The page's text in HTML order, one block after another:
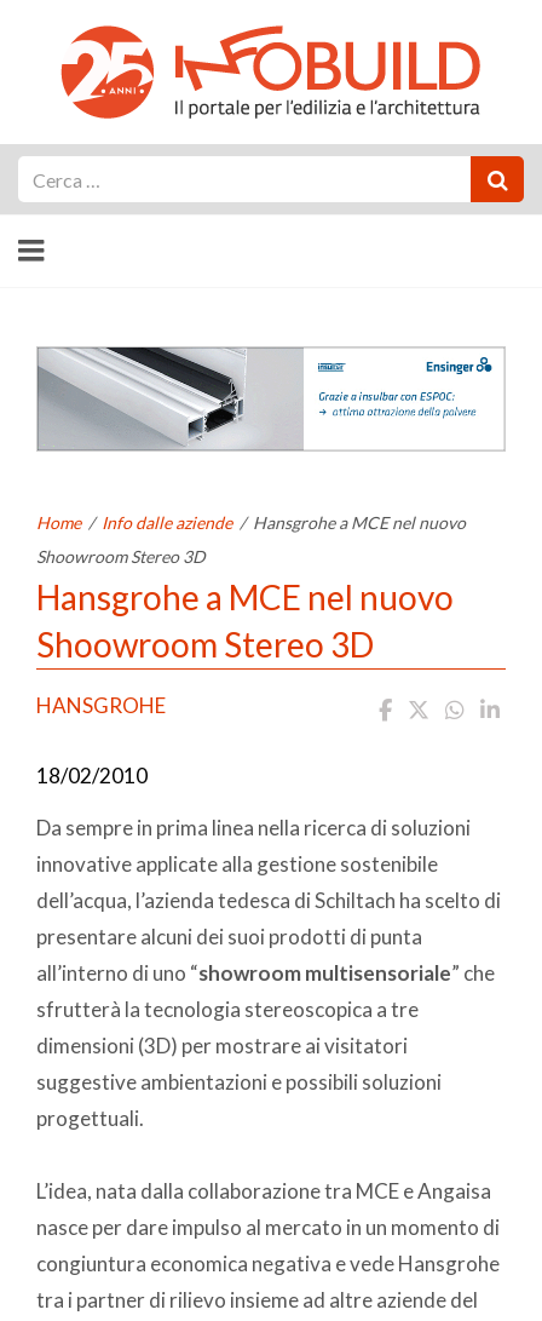
Home / Info dalle aziende / Hansgrohe a MCE nel nuovo
Shoowroom Stereo 3D
Hansgrohe a MCE nel nuovo
Shoowroom Stereo 3D
HANSGROHE
18/02/2010
Da sempre in prima linea nella ricerca di soluzioni
innovative applicate alla gestione sostenibile
dell’acqua, l’azienda tedesca di Schiltach ha scelto di
presentare alcuni dei suoi prodotti di punta
all’interno di uno “showroom multisensoriale” che
sfrutterà la tecnologia stereoscopica a tre
dimensioni (3D) per mostrare ai visitatori
suggestive ambientazioni e possibili soluzioni
progettuali.
L’idea, nata dalla collaborazione tra MCE e Angaisa
nasce per dare impulso al mercato in un momento di
congiuntura economica negativa e vede Hansgrohe
tra i partner di rilievo insieme ad altre aziende del